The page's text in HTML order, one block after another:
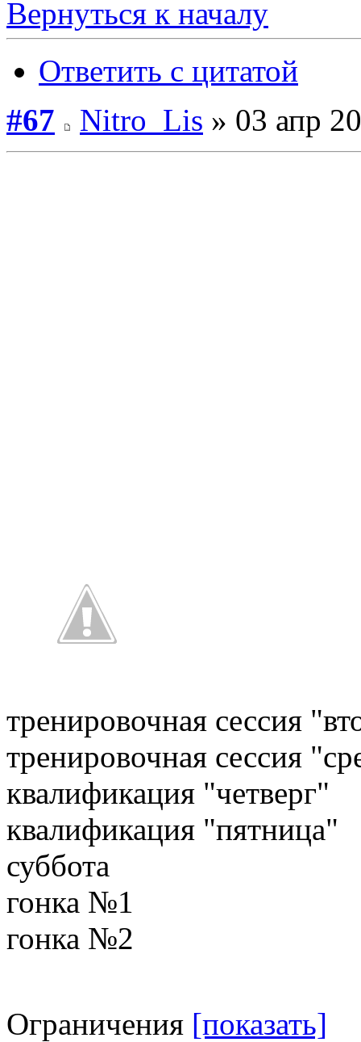
Вернуться к началу
Ответить с цитатой
#67
Nitro_Lis » 03 апр
тренировочная сессия
тренировочная сессия
квалификация "четверг"
квалификация "пятница"
суббота
гонка №1
гонка №2
Ограничения [показать]